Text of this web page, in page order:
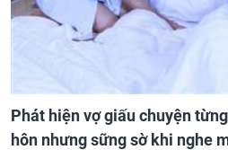
Phát hiện vợ giấu chuyện
hôn nhưng sững sờ khi nghe